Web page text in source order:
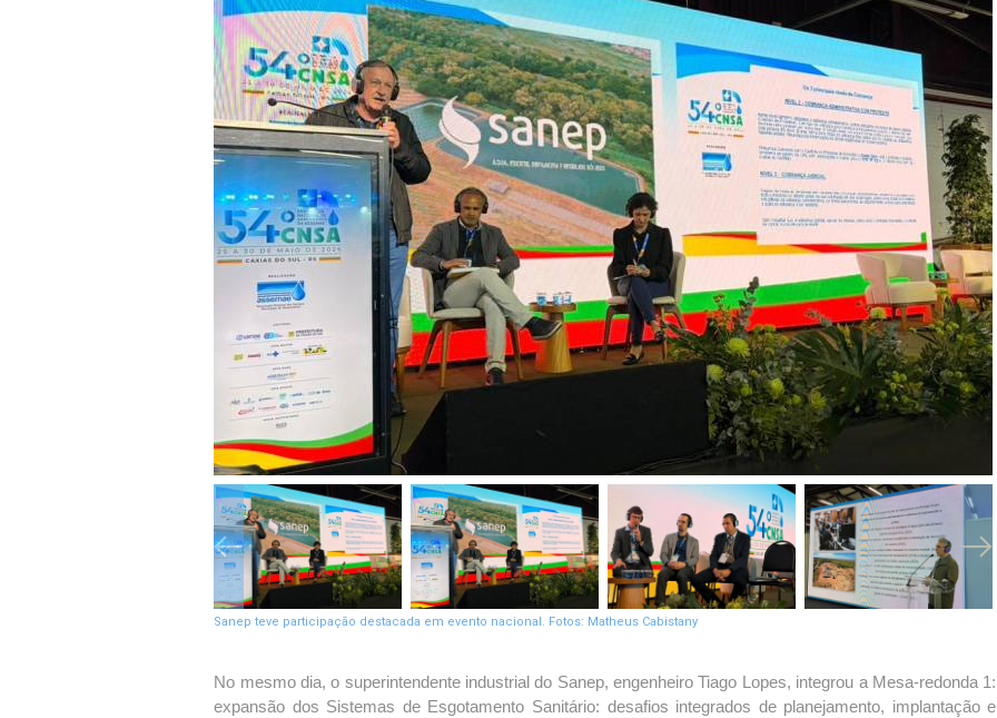
Sanep teve participação destacada em evento nacional. Fotos: Matheus Cabistany
No mesmo dia, o superintendente industrial do Sanep, engenheiro Tiago Lopes, integrou a Mesa-redonda 1:
expansão dos Sistemas de Esgotamento Sanitário: desafios integrados de planejamento, implantação e